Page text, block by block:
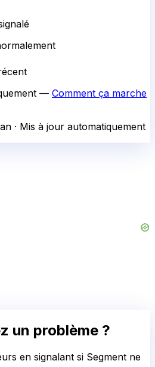
— Comment ça marche
· Mis à jour automatiquement
un problème ?
en signalant si Segment ne